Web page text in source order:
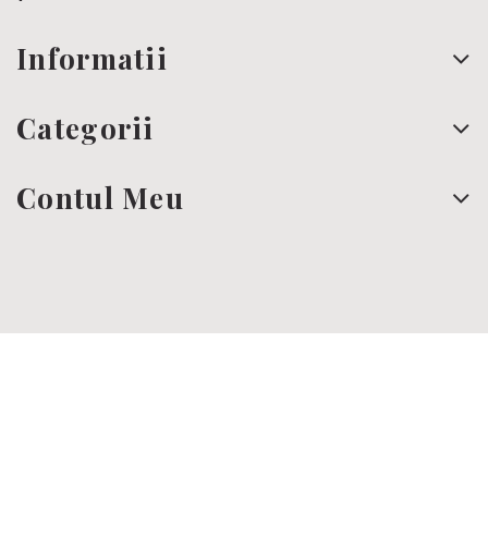
Informatii
Categorii
Contul Meu